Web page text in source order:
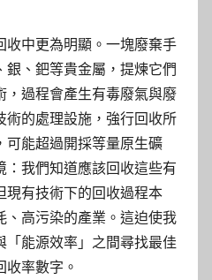
收中更為明顯。一塊廢棄手
、鈀等貴金屬，提煉它們
，過程會產生有毒廢氣與廢
術的處理設施，強行回收所
可能超過開採等量原生礦
：我們知道應該回收這些有
現有技術下的回收過程本
、高污染的產業。這迫使我
「能源效率」之間尋找最佳
率數字。